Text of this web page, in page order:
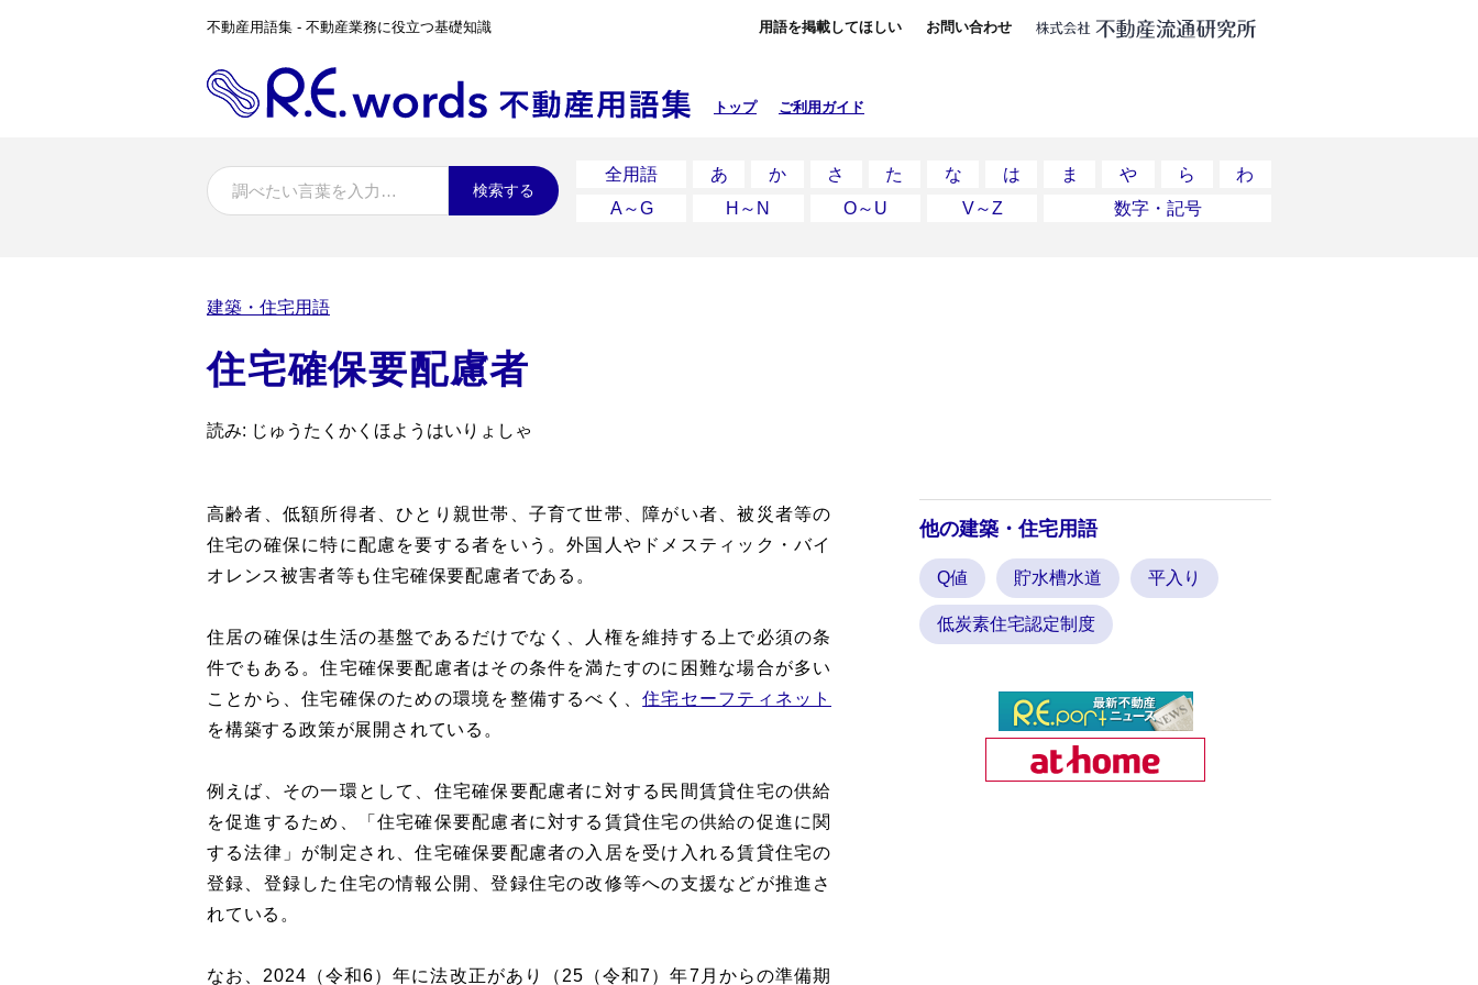
不動産用語集 - 不動産業務に役立つ基礎知識 用語を掲載してほしい お問い合わせ
トップ ご利用ガイド
検索する
全用語 あ か さ た な は ま や ら
わ
A～G
H～N O～U V～Z 数字・記号
建築・住宅用語
住宅確保要配慮者
読み: じゅうたくかくほようはいりょしゃ
高齢者、低額所得者、ひとり親世帯、子育て世帯、障がい者、被災者等の
住宅の確保に特に配慮を要する者をいう。外国人やドメスティック・バイ
オレンス被害者等も住宅確保要配慮者である。
住居の確保は生活の基盤であるだけでなく、人権を維持する上で必須の条
件でもある。住宅確保要配慮者はその条件を満たすのに困難な場合が多い
ことから、住宅確保のための環境を整備するべく、住宅セーフティネット
を構築する政策が展開されている。
例えば、その一環として、住宅確保要配慮者に対する民間賃貸住宅の供給
を促進するため、「住宅確保要配慮者に対する賃貸住宅の供給の促進に関
する法律」が制定され、住宅確保要配慮者の入居を受け入れる賃貸住宅の
登録、登録した住宅の情報公開、登録住宅の改修等への支援などが推進さ
れている。
なお、2024（令和6）年に法改正があり（25（令和7）年7月からの準備期
他の建築・住宅用語
Q値 貯水槽水道 平入り
低炭素住宅認定制度